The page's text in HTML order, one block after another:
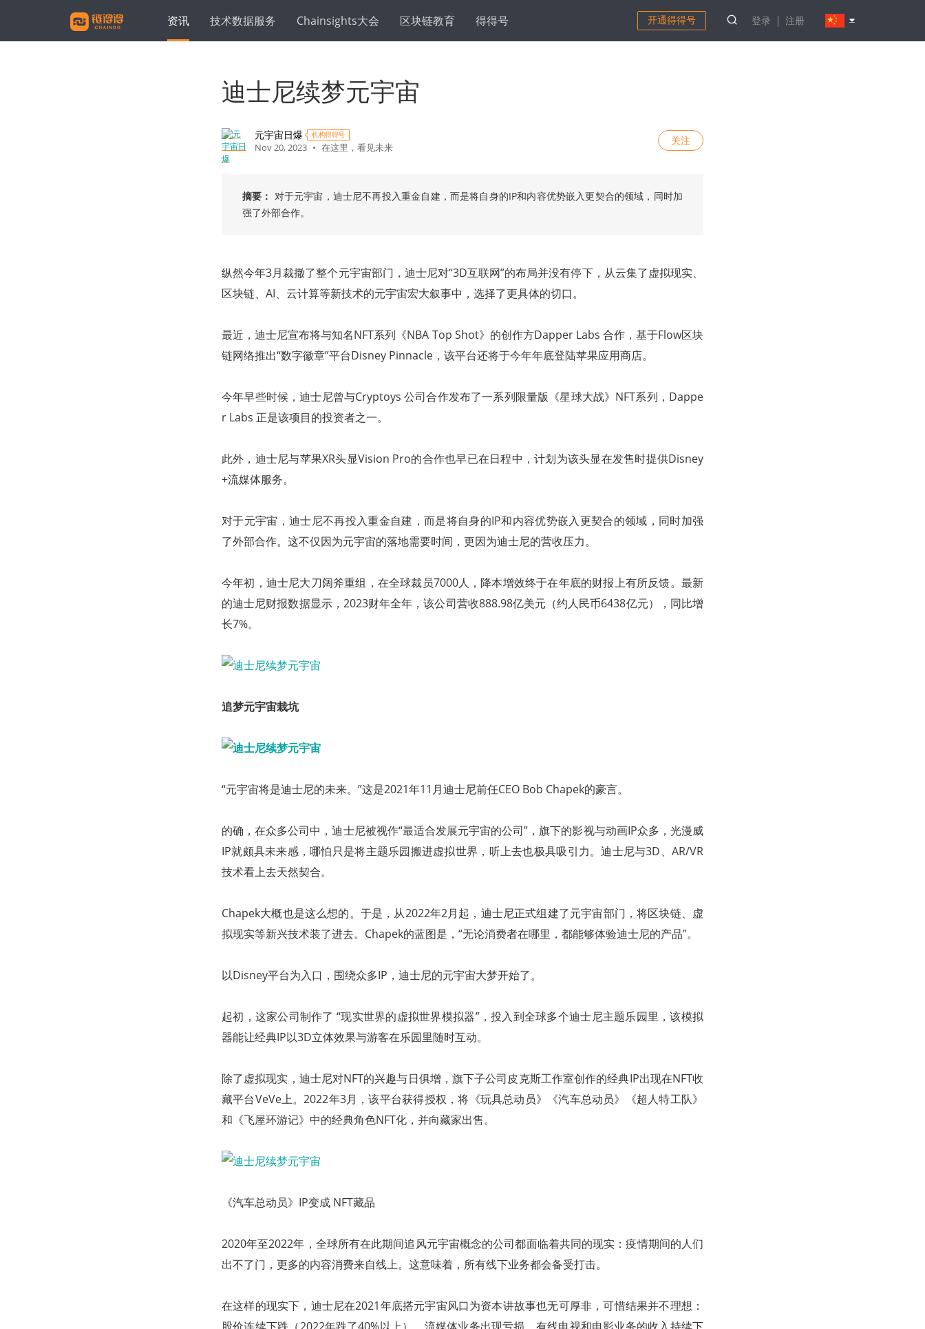
资讯 技术数据服务 Chainsights大会 区块链教育 得得号 开通得得号 登录 注册
迪士尼续梦元宇宙
元宇宙日爆 机构得得号
Nov 20, 2023 • 在这里，看见未来
关注
摘要： 对于元宇宙，迪士尼不再投入重金自建，而是将自身的IP和内容优势嵌入更契合的领域，同时加
强了外部合作。
纵然今年3月裁撤了整个元宇宙部门，迪士尼对“3D互联网”的布局并没有停下，从云集了虚拟现实、
区块链、AI、云计算等新技术的元宇宙宏大叙事中，选择了更具体的切口。
最近，迪士尼宣布将与知名NFT系列《NBA Top Shot》的创作方Dapper Labs 合作，基于Flow区块
链网络推出“数字徽章”平台Disney Pinnacle，该平台还将于今年年底登陆苹果应用商店。
今年早些时候，迪士尼曾与Cryptoys 公司合作发布了一系列限量版《星球大战》NFT系列，Dappe
r Labs 正是该项目的投资者之一。
此外，迪士尼与苹果XR头显Vision Pro的合作也早已在日程中，计划为该头显在发售时提供Disney
+流媒体服务。
对于元宇宙，迪士尼不再投入重金自建，而是将自身的IP和内容优势嵌入更契合的领域，同时加强
了外部合作。这不仅因为元宇宙的落地需要时间，更因为迪士尼的营收压力。
今年初，迪士尼大刀阔斧重组，在全球裁员7000人，降本增效终于在年底的财报上有所反馈。最新
的迪士尼财报数据显示，2023财年全年，该公司营收888.98亿美元（约人民币6438亿元），同比增
长7%。
追梦元宇宙栽坑
“元宇宙将是迪士尼的未来。”这是2021年11月迪士尼前任CEO Bob Chapek的豪言。
的确，在众多公司中，迪士尼被视作“最适合发展元宇宙的公司”，旗下的影视与动画IP众多，光漫威
IP就颇具未来感，哪怕只是将主题乐园搬进虚拟世界，听上去也极具吸引力。迪士尼与3D、AR/VR
技术看上去天然契合。
Chapek大概也是这么想的。于是，从2022年2月起，迪士尼正式组建了元宇宙部门，将区块链、虚
拟现实等新兴技术装了进去。Chapek的蓝图是，“无论消费者在哪里，都能够体验迪士尼的产品”。
以Disney平台为入口，围绕众多IP，迪士尼的元宇宙大梦开始了。
起初，这家公司制作了 “现实世界的虚拟世界模拟器”，投入到全球多个迪士尼主题乐园里，该模拟
器能让经典IP以3D立体效果与游客在乐园里随时互动。
除了虚拟现实，迪士尼对NFT的兴趣与日俱增，旗下子公司皮克斯工作室创作的经典IP出现在NFT收
藏平台VeVe上。2022年3月，该平台获得授权，将《玩具总动员》《汽车总动员》《超人特工队》
和《飞屋环游记》中的经典角色NFT化，并向藏家出售。
《汽车总动员》IP变成 NFT藏品
2020年至2022年，全球所有在此期间追风元宇宙概念的公司都面临着共同的现实：疫情期间的人们
出不了门，更多的内容消费来自线上。这意味着，所有线下业务都会备受打击。
在这样的现实下，迪士尼在2021年底搭元宇宙风口为资本讲故事也无可厚非，可惜结果并不理想：